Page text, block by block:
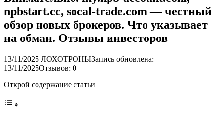
npbstart.cc, socal-trade.com — честный
обзор новых брокеров. Что указывает
на обман. Отзывы инвесторов
13/11/2025 ЛОХОТРОНЫЗапись обновлена:
13/11/2025Отзывов: 0
Открой содержание статьи